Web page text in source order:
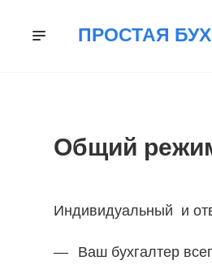
ПРОСТАЯ
Общий
Индивидуальный и
Ваш бухгалтер